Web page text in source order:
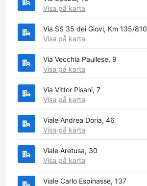
Visa på karta
Via SS 35 dei Giovi, Km 135/810
Visa på karta
Via Vecchia Paullese, 9
Visa på karta
Via Vittor Pisani, 7
Visa på karta
Viale Andrea Doria, 46
Visa på karta
Viale Aretusa, 30
Visa på karta
Viale Carlo Espinasse, 137